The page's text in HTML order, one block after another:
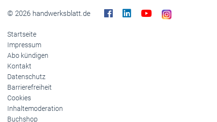
© 2026 handwerksblatt.de
Startseite
Impressum
Abo kündigen
Kontakt
Datenschutz
Barrierefreiheit
Cookies
Inhaltemoderation
Buchshop